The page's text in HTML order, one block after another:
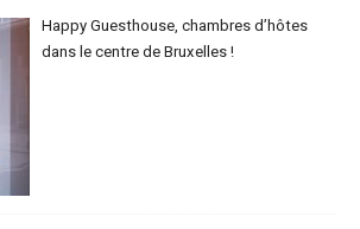
Happy Guesthouse, chambres d’hôtes
dans le centre de Bruxelles !